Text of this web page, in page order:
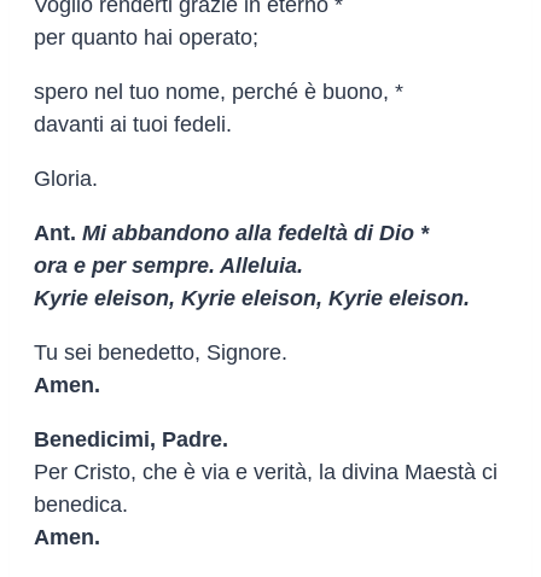
per quanto hai operato;
spero nel tuo nome, perché è buono, *
davanti ai tuoi fedeli.
Gloria.
Ant. Mi abbandono alla fedeltà di Dio *
ora e per sempre. Alleluia.
Kyrie eleison, Kyrie eleison, Kyrie eleison.
Tu sei benedetto, Signore.
Amen.
Benedicimi, Padre.
Per Cristo, che è via e verità, la divina Maestà ci
benedica.
Amen.